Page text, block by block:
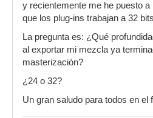
y recientemente me he puesto
que los plug-ins trabajan a 32
La pregunta es: ¿Qué
al exportar mi mezcla ya
masterización?
¿24 o 32?
Un gran saludo para todos en el